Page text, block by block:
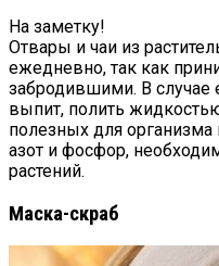
На заметку!
Отвары и чаи из
ежедневно, так как
забродившими. В случае
выпит, полить
полезных для
азот и фосфор,
растений.
Маска-скраб